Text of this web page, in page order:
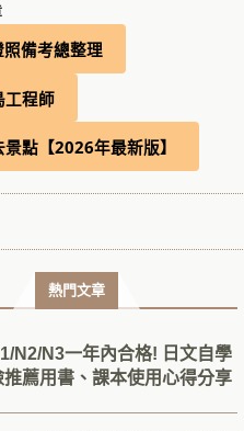
照備考總整理
工程師
點【2026年最新版】
熱門文章
N2/N3一年內合格! 日文自學
推薦用書、課本使用心得分享